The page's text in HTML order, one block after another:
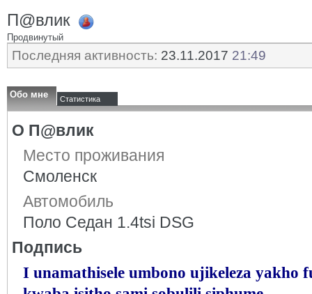
П@влик
Продвинутый
Последняя активность: 23.11.2017 21:49
Обо мне Статистика
О П@влик
Место проживания
Смоленск
Автомобиль
Поло Седан 1.4tsi DSG
Подпись
I unamathisele umbono ujikeleza yakho